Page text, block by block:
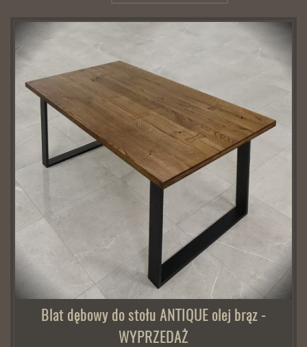
Blat dębowy do stołu ANTIQUE olej brąz -
WYPRZEDAŻ